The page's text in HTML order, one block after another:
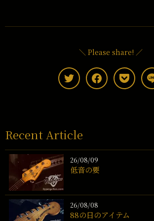
＼ Please share! ／
Recent Article
26/08/09
低音の要
26/08/08
88の日のアイテム